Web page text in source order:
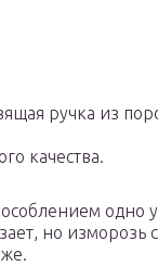
ручка из
качества.
одно
но изморозь